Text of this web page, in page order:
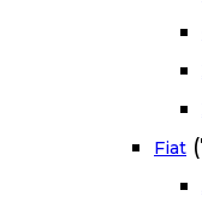
Fiat